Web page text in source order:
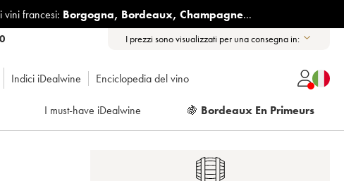
francesi: Borgogna, Bordeaux, Champagne...
I prezzi sono visualizzati per una consegna in:
Indici iDealwine Enciclopedia del vino
I must-have iDealwine 🍇 Bordeaux En Primeurs